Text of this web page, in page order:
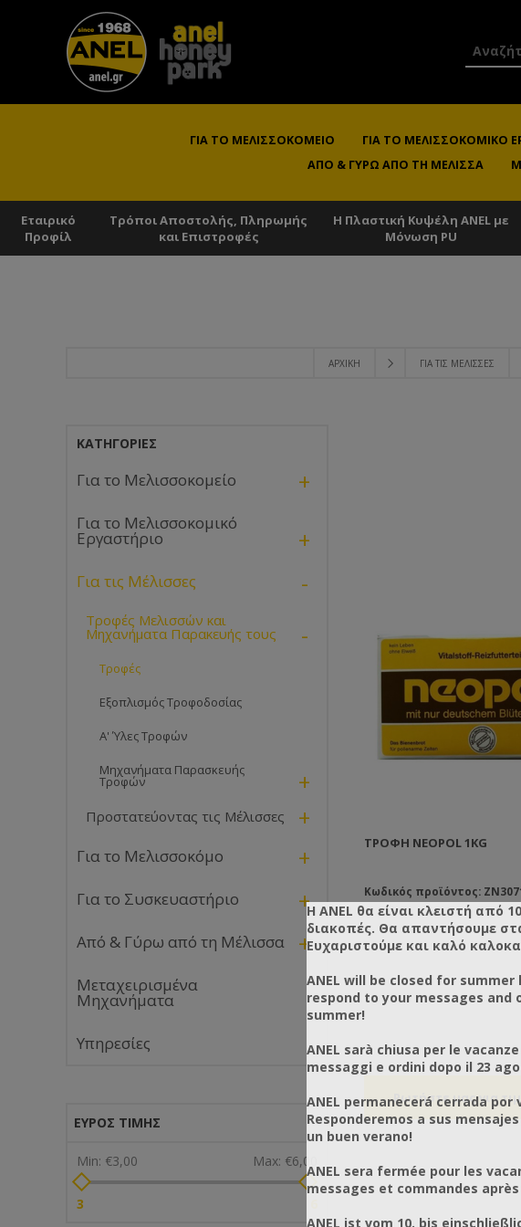
ΓΙΑ ΤΟ ΜΕΛΙΣΣΟΚΟΜΕΊΟ ΓΙΑ ΤΟ ΜΕΛΙΣΣΟΚΟΜΙΚΌ
ΑΠΌ & ΓΎΡΩ ΑΠΌ ΤΗ ΜΈΛΙΣΣΑ
Εταιρικό
Προφίλ
Τρόποι Αποστολής, Πληρωμής
και Επιστροφές
Η Πλαστική Κυψέλη ANEL με
Μόνωση PU
ΑΡΧΙΚΉ ΓΙΑ ΤΙΣ ΜΈΛΙΣΣΕΣ
ΤΡΟΦΉ NEOPOL 1KG
Κωδικός προϊόντος:
ΚΑΤΗΓΟΡΊΕΣ
Για το Μελισσοκομείο +
Για το Μελισσοκομικό
Εργαστήριο +
Για τις Μέλισσες -
Τροφές Μελισσών και
Μηχανήματα Παρακευής τους -
Τροφές
Εξοπλισμός Τροφοδοσίας
Α' Ύλες Τροφών
Μηχανήματα Παρασκευής
Τροφών +
Προστατεύοντας τις Μέλισσες +
Για το Μελισσοκόμο +
Για το Συσκευαστήριο +
Από & Γύρω από τη Μέλισσα +
Μεταχειρισμένα
Μηχανήματα
Υπηρεσίες
ΕΎΡΟΣ ΤΙΜΉΣ
Min: €3,00 Max: €6,00
3
Η ANEL θα είναι κλειστή από
διακοπές. Θα απαντήσουμε
Ευχαριστούμε και καλό
ANEL will be closed for
respond to your messages and
summer!
ANEL sarà chiusa per le
messaggi e ordini dopo il 23
ANEL permanecerá cerrada por
Responderemos a sus
un buen verano!
ANEL sera fermée pour les
messages et commandes
ANEL ist vom 10. bis